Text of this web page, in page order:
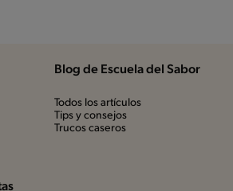
Blog de Escuela del Sabor
Todos los artículos
Tips y consejos
Trucos caseros